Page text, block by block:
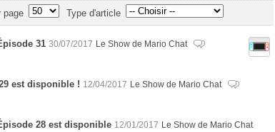
page Type d'article
31 30/07/2017 Le Show de Mario Chat
est disponible ! 12/04/2017 Le Show de Mario Chat
28 est disponible 12/01/2017 Le Show de Mario Chat